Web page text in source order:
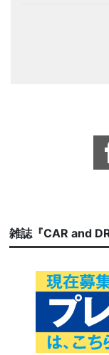
雑誌『CAR and